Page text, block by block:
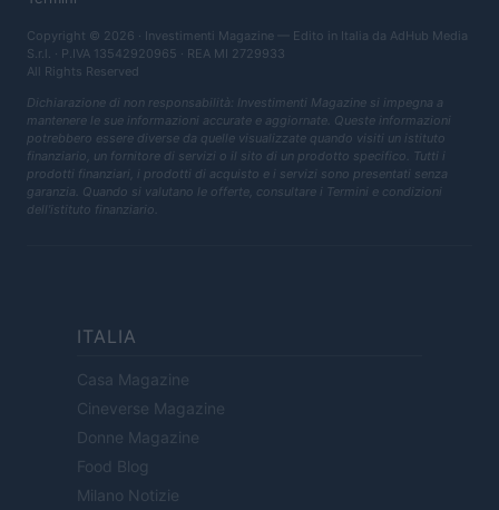
Copyright © 2026 · Investimenti Magazine — Edito in Italia da AdHub Media
S.r.l. · P.IVA 13542920965 · REA MI 2729933
All Rights Reserved
Dichiarazione di non responsabilità: Investimenti Magazine si impegna a
mantenere le sue informazioni accurate e aggiornate. Queste informazioni
potrebbero essere diverse da quelle visualizzate quando visiti un istituto
finanziario, un fornitore di servizi o il sito di un prodotto specifico. Tutti i
prodotti finanziari, i prodotti di acquisto e i servizi sono presentati senza
garanzia. Quando si valutano le offerte, consultare i Termini e condizioni
dell'istituto finanziario.
ITALIA
Casa Magazine
Cineverse Magazine
Donne Magazine
Food Blog
Milano Notizie